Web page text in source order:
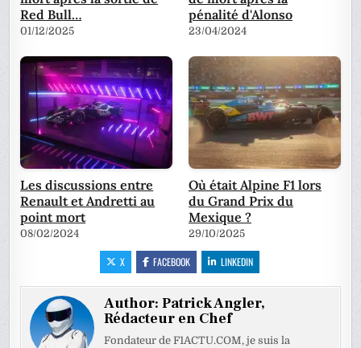
Red Bull…
01/12/2025
pénalité d'Alonso
23/04/2024
Les discussions entre
Renault et Andretti au
point mort
08/02/2024
Où était Alpine F1 lors
du Grand Prix du
Mexique ?
29/10/2025
X FACEBOOK LINKEDIN
Author:Patrick Angler,
Rédacteur en Chef
Fondateur de F1ACTU.COM, je suis la